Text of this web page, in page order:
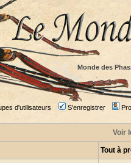
Monde des
d'utilisateurs S'enregistrer
Voir
Tout à